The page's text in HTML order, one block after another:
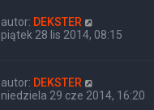
autor: DEKSTER
piątek 28 lis 2014, 08:15
autor: DEKSTER
niedziela 29 cze 2014, 16:20